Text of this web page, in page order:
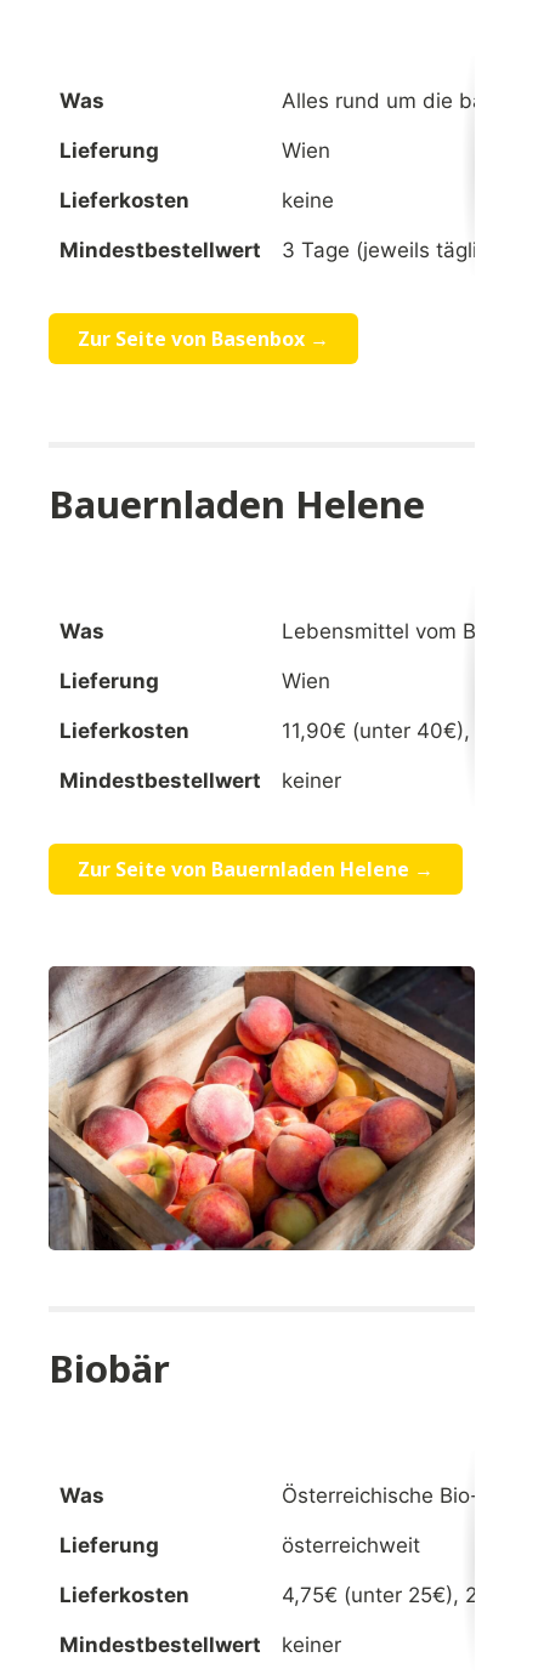
Was Alles rund um die
Lieferung Wien
Lieferkosten keine
Mindestbestellwert 3 Tage (jeweils täglich 1
Zur Seite von Basenbox →
Bauernladen Helene
Was Lebensmittel vom Bauern
Lieferung Wien
Lieferkosten 11,90€ (unter 40€),
Mindestbestellwert keiner
Zur Seite von Bauernladen Helene →
Biobär
Was Österreichische Bio-
Lieferung österreichweit
Lieferkosten 4,75€ (unter 25€), 2,75€
Mindestbestellwert keiner